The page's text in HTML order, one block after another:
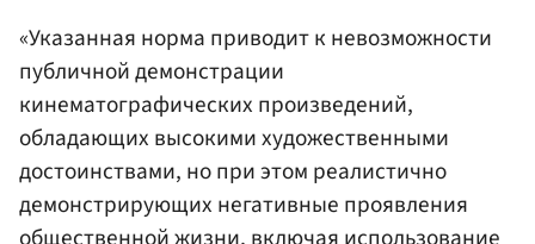
«Указанная норма приводит к невозможности
публичной демонстрации
кинематографических произведений,
обладающих высокими художественными
достоинствами, но при этом реалистично
демонстрирующих негативные проявления